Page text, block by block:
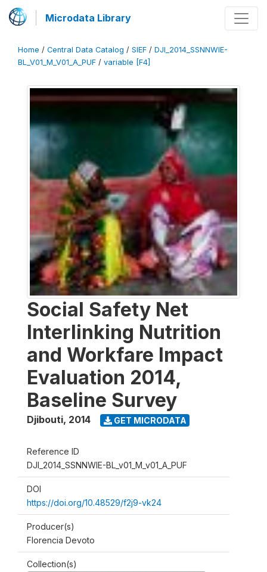
Microdata Library
Home / Central Data Catalog / SIEF / DJI_2014_SSNNWIE-
BL_V01_M_V01_A_PUF / variable [F4]
Social Safety Net
Interlinking Nutrition
and Workfare Impact
Evaluation 2014,
Baseline Survey
Djibouti, 2014 GET MICRODATA
Reference ID
DJI_2014_SSNNWIE-BL_v01_M_v01_A_PUF
DOI
https://doi.org/10.48529/f2j9-vk24
Producer(s)
Florencia Devoto
Collection(s)